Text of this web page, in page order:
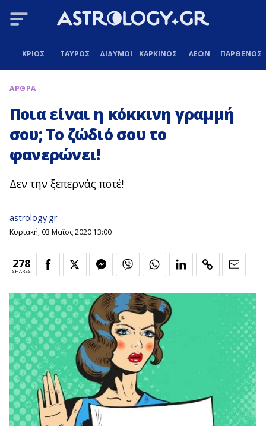
ΚΡΙΟΣ ΤΑΥΡΟΣ ΔΙΔΥΜΟΙ ΚΑΡΚΙΝΟΣ ΛΕΩΝ ΠΑΡΘΕΝΟΣ
ΑΡΘΡΑ
Ποια είναι η κόκκινη γραμμή
σου; Το ζώδιό σου το
φανερώνει!
Δεν την ξεπερνάς ποτέ!
astrology.gr
Κυριακή, 03 Μαϊος 2020 13:00
278
SHARES